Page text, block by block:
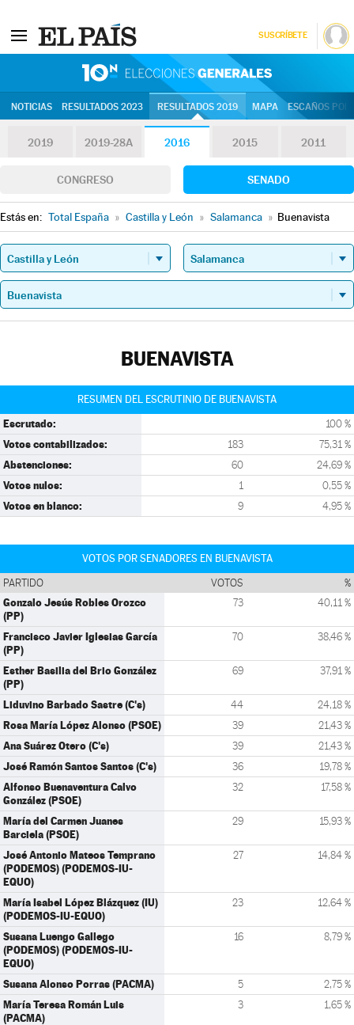
SUSCRÍBETE
NOTICIAS RESULTADOS 2023 RESULTADOS 2019 MAPA ESCAÑOS
2019 2019-28A 2016 2015 2011
CONGRESO SENADO
Estás en: Total España » Castilla y León » Salamanca » Buenavista
BUENAVISTA
RESUMEN DEL ESCRUTINIO DE BUENAVISTA
Escrutado: 100 %
Votos contabilizados: 183 75,31 %
Abstenciones: 60 24,69 %
Votos nulos: 1 0,55 %
Votos en blanco: 9 4,95 %
VOTOS POR SENADORES EN BUENAVISTA
PARTIDO VOTOS %
Gonzalo Jesús Robles Orozco
(PP)
73 40,11 %
Francisco Javier Iglesias García
(PP)
70 38,46 %
Esther Basilia del Brio González
(PP)
69 37,91 %
Liduvino Barbado Sastre (C's) 44 24,18 %
Rosa María López Alonso (PSOE) 39 21,43 %
Ana Suárez Otero (C's) 39 21,43 %
José Ramón Santos Santos (C's) 36 19,78 %
Alfonso Buenaventura Calvo
González (PSOE)
32 17,58 %
María del Carmen Juanes
Barciela (PSOE)
29 15,93 %
José Antonio Mateos Temprano
(PODEMOS) (PODEMOS-IU-
EQUO)
27 14,84 %
María Isabel López Blázquez (IU)
(PODEMOS-IU-EQUO)
23 12,64 %
Susana Luengo Gallego
(PODEMOS) (PODEMOS-IU-
EQUO)
16 8,79 %
Susana Alonso Porras (PACMA) 5 2,75 %
María Teresa Román Luis
(PACMA)
3 1,65 %